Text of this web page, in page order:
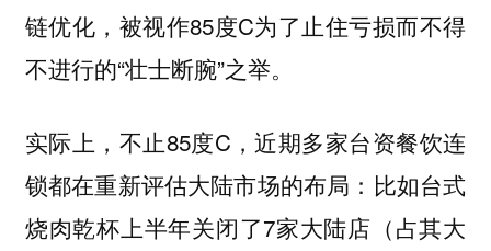
链优化，被视作85度C为了止住亏损而不得
不进行的“壮士断腕”之举。
实际上，不止85度C，近期多家台资餐饮连
锁都在重新评估大陆市场的布局：比如台式
烧肉乾杯上半年关闭了7家大陆店（占其大